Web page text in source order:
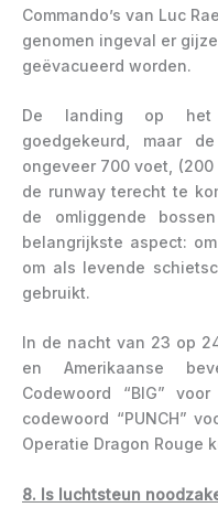
Commando’s van Luc
genomen ingeval er
geëvacueerd worden.
De landing op het
goedgekeurd, maar
ongeveer 700 voet,
de runway terecht te
de omliggende
belangrijkste aspect:
om als levende
gebruikt.
In de nacht van 23 op
en Amerikaanse
Codewoord “BIG”
codewoord “PUNCH”
Operatie Dragon Rouge
8. Is luchtsteun